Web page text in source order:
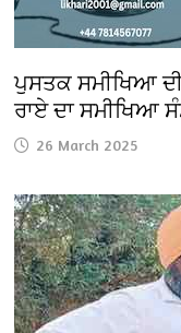
ਪੁਸਤਕ ਸਮੀਖਿਆ
ਰਾਏ ਦਾ ਸਮੀਖਿਆ
26 March 2025